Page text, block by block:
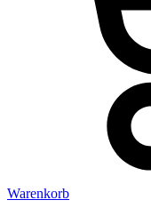
Warenkorb